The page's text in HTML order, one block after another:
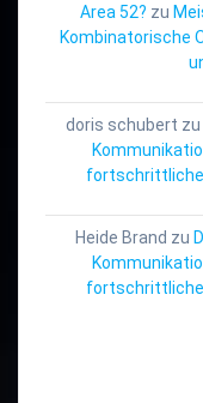
Area 52? zu
Kombinatorische
doris schubert zu
Heide Brand zu